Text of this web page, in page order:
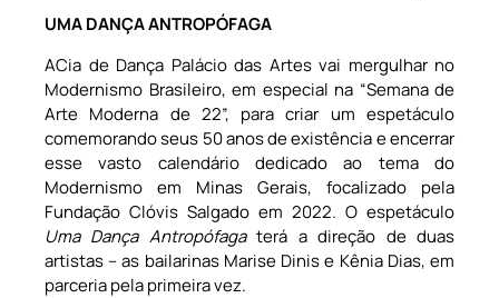
UMA DANÇA ANTROPÓFAGA
ACia de Dança Palácio das Artes vai mergulhar no
Modernismo Brasileiro, em especial na “Semana de
Arte Moderna de 22”, para criar um espetáculo
comemorando seus 50 anos de existência e encerrar
esse vasto calendário dedicado ao tema do
Modernismo em Minas Gerais, focalizado pela
Fundação Clóvis Salgado em 2022. O espetáculo
Uma Dança Antropófagaterá a direção de duas
artistas – as bailarinas Marise Dinis e Kênia Dias, em
parceria pela primeira vez.